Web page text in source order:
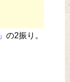
の2振り。